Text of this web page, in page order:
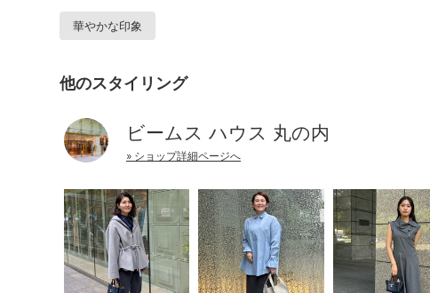
華やかな印象
他のスタイリング
ビームス ハウス 丸の内
» ショップ詳細ページへ